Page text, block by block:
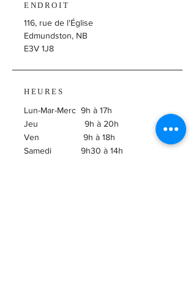
ENDROIT
116, rue de l'Église
Edmundston, NB
E3V 1J8
HEURES
Lun-Mar-Merc 9h à 17h
Jeu 9h à 20h
Ven 9h à 18h
Samedi 9h30 à 14h